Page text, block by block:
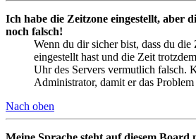
Ich habe die Zeitzone eingestellt, aber
noch falsch!
Wenn du dir sicher bist, dass du
eingestellt hast und die Zeit
Uhr des Servers vermutlich falsch.
Administrator, damit er das Problem
Nach oben